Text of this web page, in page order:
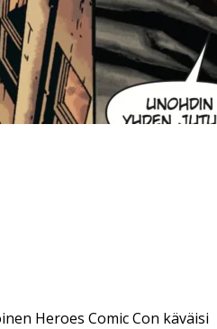
Heroes Comic Con käväisi